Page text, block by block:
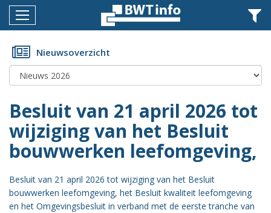
Menu
Home
Nieuws
Documenten
Dossiers
Opleidingen
Nieuwsoverzicht
Besluit van 21 april 2026 tot
wijziging van het Besluit
bouwwerken leefomgeving,
Besluit van 21 april 2026 tot wijziging van het Besluit
bouwwerken leefomgeving, het Besluit kwaliteit leefomgeving
en het Omgevingsbesluit in verband met de eerste tranche van